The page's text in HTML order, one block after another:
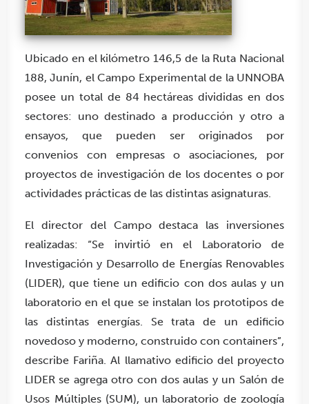
Ubicado en el kilómetro 146,5 de la Ruta Nacional
188, Junín, el Campo Experimental de la UNNOBA
posee un total de 84 hectáreas divididas en dos
sectores: uno destinado a producción y otro a
ensayos, que pueden ser originados por
convenios con empresas o asociaciones, por
proyectos de investigación de los docentes o por
actividades prácticas de las distintas asignaturas.
El director del Campo destaca las inversiones
realizadas: “Se invirtió en el Laboratorio de
Investigación y Desarrollo de Energías Renovables
(LIDER), que tiene un edificio con dos aulas y un
laboratorio en el que se instalan los prototipos de
las distintas energías. Se trata de un edificio
novedoso y moderno, construido con containers”,
describe Fariña. Al llamativo edificio del proyecto
LIDER se agrega otro con dos aulas y un Salón de
Usos Múltiples (SUM), un laboratorio de zoología